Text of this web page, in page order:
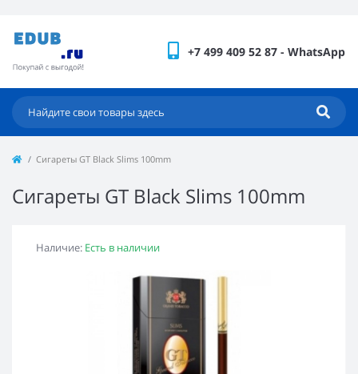
+7 499 409 52 87 - WhatsApp
Сигареты GT Black Slims 100mm
Сигареты GT Black Slims 100mm
Наличие: Есть в наличии